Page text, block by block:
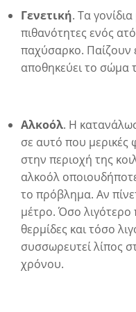
Γενετική. Τα
πιθανότητες ενός
παχύσαρκο. Παίζουν
αποθηκεύει το σώμα
Αλκοόλ. Η
σε αυτό που μερικές
στην περιοχή της
αλκοόλ
το πρόβλημα. Αν
μέτρο. Όσο λιγότερο
θερμίδες και τόσο
συσσωρευτεί λίπος
χρόνου.